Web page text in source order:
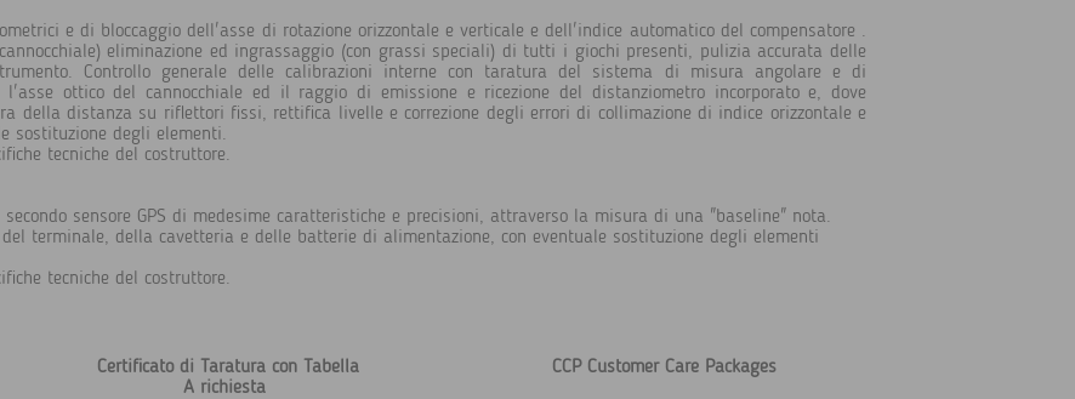
e di bloccaggio dell'asse di rotazione orizzontale e verticale e dell'indice automatico del compensatore .
eliminazione ed ingrassaggio (con grassi speciali) di tutti i giochi presenti, pulizia accurata delle
Controllo generale delle calibrazioni interne con taratura del sistema di misura angolare e di
ottico del cannocchiale ed il raggio di emissione e ricezione del distanziometro incorporato e, dove
della distanza su riflettori fissi, rettifica livelle e correzione degli errori di collimazione di indice orizzontale e
sostituzione degli elementi.
tecniche del costruttore.
sensore GPS di medesime caratteristiche e precisioni, attraverso la misura di una "baseline" nota.
terminale, della cavetteria e delle batterie di alimentazione, con eventuale sostituzione degli elementi
tecniche del costruttore.
Certificato di Taratura con Tabella
A richiesta
CCP Customer Care Packages